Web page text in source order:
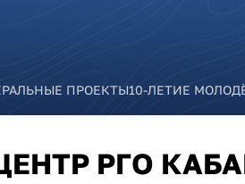
ПРОЕКТЫ10-ЛЕТИЕ
РГО